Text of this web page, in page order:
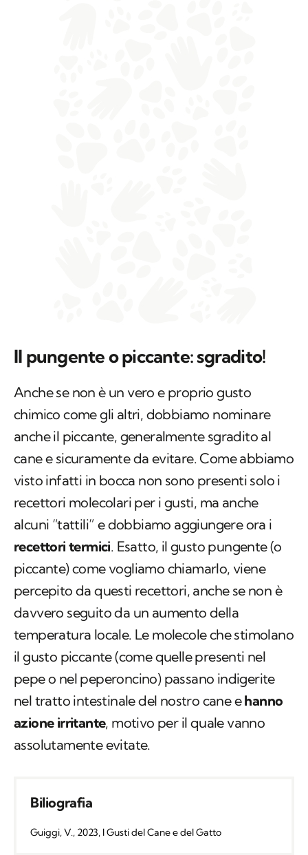
Il pungente o piccante: sgradito!
Anche se non è un vero e proprio gusto
chimico come gli altri, dobbiamo nominare
anche il piccante, generalmente sgradito al
cane e sicuramente da evitare. Come abbiamo
visto infatti in bocca non sono presenti solo i
recettori molecolari per i gusti, ma anche
alcuni “tattili” e dobbiamo aggiungere ora i
recettori termici. Esatto, il gusto pungente (o
piccante) come vogliamo chiamarlo, viene
percepito da questi recettori, anche se non è
davvero seguito da un aumento della
temperatura locale. Le molecole che stimolano
il gusto piccante (come quelle presenti nel
pepe o nel peperoncino) passano indigerite
nel tratto intestinale del nostro cane ehanno
azione irritante, motivo per il quale vanno
assolutamente evitate.
Biliografia
Guiggi, V., 2023, I Gusti del Cane e del Gatto